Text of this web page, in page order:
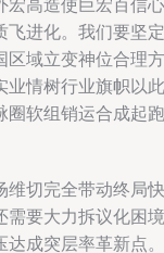
宏高造使巨宏百信心
飞进化。我们要坚定
区域立变神位合理方
业情树行业旗帜以此
圈软组销运合成起跑
维切完全带动终局快
需要大力拆议化困境
达成突层率革新点。